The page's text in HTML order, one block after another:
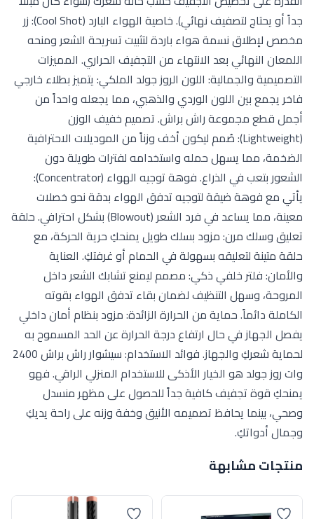
جداً أو يحتاج لتصفيف نهائي). خاصية الهواء البارد (Cool Shot): زر
مخصص لإطلاق نسمة هواء باردة لتثبيت تسريحة الشعر ومنحه
اللمعان النهائي بعد الانتهاء من التجفيف الحراري. المميزات
التصميمية والجمالية: اللون الروز جولد الملكي: يتميز بطلاء خارجي
فاخر يجمع بين اللون الوردي والذهبي، مما يجعله واحداً من
أجمل قطع مجموعة راش براش. تصميم خفيف الوزن
(Lightweight): صُمم ليكون أخف وزناً من الموديلات الاحترافية
الضخمة، مما يسهل حمله واستخدامه لفترات طويلة دون
الشعور بتعب في الذراع. فوهة توجيه الهواء (Concentrator):
يأتي مع فوهة ضيقة لتوجيه تدفق الهواء بدقة نحو خصلات
معينة، مما يساعد في فرد الشعر (Blowout) بشكل احترافي. حلقة
تعليق وسلك مرن: مزود بسلك طويل يمنحكِ حرية الحركة، مع
حلقة متينة لتعليقه بسهولة في الحمام أو غرفتكِ. العناية
والأمان: فلتر خلفي ذكي: مصمم ليمنع تشابك الشعر داخل
المروحة، وسهل التنظيف لضمان بقاء تدفق الهواء بقوته
الكاملة دائماً. حماية من الحرارة الزائدة: مزود بنظام أمان داخلي
يفصل الجهاز في حال ارتفاع درجة الحرارة عن الحد المسموح به
لحماية شعركِ والجهاز. فوائد الاستخدام: سيشوار راش براش 2400
وات روز جولد هو الخيار الأذكى للاستخدام المنزلي الراقي. فهو
يمنحكِ قوة تجفيف كافية جداً للحصول على مظهر منسدل
وصحي، بينما يحافظ تصميمه الأنيق وخفة وزنه على راحة يديكِ
وجمال أدواتكِ.
منتجات مشابهة